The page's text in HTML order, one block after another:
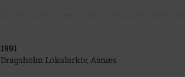
1991
Dragsholm Lokalarkiv, Asnæs